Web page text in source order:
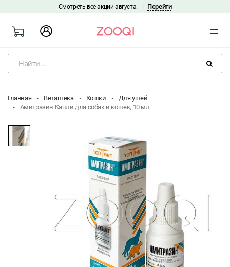
Смотреть все акции августа. Перейти
Найти...
Главная Ветаптека Кошки
Для ушей
Амитразин Капли для собак и кошек, 10 мл